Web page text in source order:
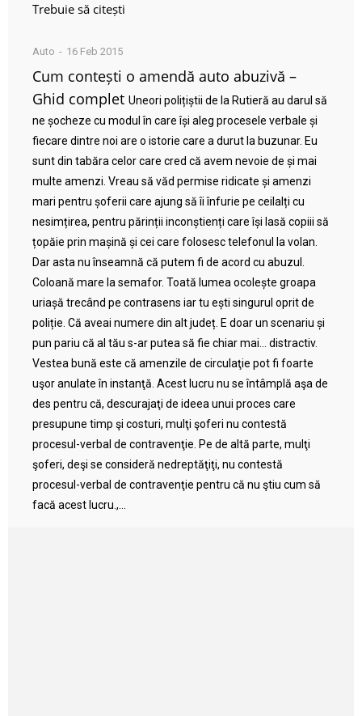
Trebuie să citești
Auto 16 Feb 2015
Cum contești o amendă auto abuzivă –
Ghid complet Uneori polițiștii de la Rutieră au darul să
ne șocheze cu modul în care își aleg procesele verbale și
fiecare dintre noi are o istorie care a durut la buzunar. Eu
sunt din tabăra celor care cred că avem nevoie de și mai
multe amenzi. Vreau să văd permise ridicate și amenzi
mari pentru șoferii care ajung să îi înfurie pe ceilalți cu
nesimțirea, pentru părinții inconștienți care își lasă copiii să
țopăie prin mașină și cei care folosesc telefonul la volan.
Dar asta nu înseamnă că putem fi de acord cu abuzul.
Coloană mare la semafor. Toată lumea ocolește groapa
uriașă trecând pe contrasens iar tu ești singurul oprit de
poliție. Că aveai numere din alt județ. E doar un scenariu și
pun pariu că al tău s-ar putea să fie chiar mai… distractiv.
Vestea bună este că amenzile de circulaţie pot fi foarte
uşor anulate în instanţă. Acest lucru nu se întâmplă aşa de
des pentru că, descurajaţi de ideea unui proces care
presupune timp şi costuri, mulţi şoferi nu contestă
procesul-verbal de contravenţie. Pe de altă parte, mulţi
şoferi, deşi se consideră nedreptăţiţi, nu contestă
procesul-verbal de contravenţie pentru că nu ştiu cum să
facă acest lucru.,...